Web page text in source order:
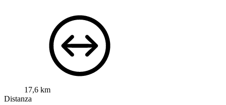
17,6 km
Distanza